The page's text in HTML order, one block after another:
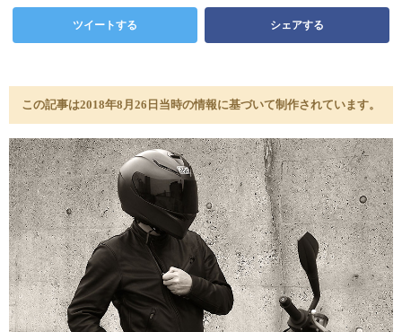
ツイートする シェアする
この記事は2018年8月26日当時の情報に基づいて制作されています。